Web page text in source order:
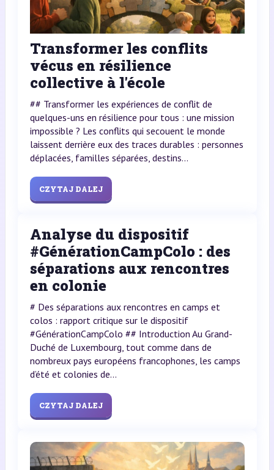
Transformer les conflits
vécus en résilience
collective à l'école
## Transformer les expériences de conflit de
quelques-uns en résilience pour tous : une mission
impossible ? Les conflits qui secouent le monde
laissent derrière eux des traces durables : personnes
déplacées, familles séparées, destins...
CZYTAJ DALEJ
Analyse du dispositif
#GénérationCampColo : des
séparations aux rencontres
en colonie
# Des séparations aux rencontres en camps et
colos : rapport critique sur le dispositif
#GénérationCampColo ## Introduction Au Grand-
Duché de Luxembourg, tout comme dans de
nombreux pays européens francophones, les camps
d’été et colonies de...
CZYTAJ DALEJ